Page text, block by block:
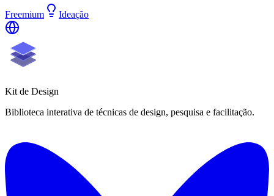
Freemium Ideação
Kit de Design
Biblioteca interativa de técnicas de design, pesquisa e facilitação.